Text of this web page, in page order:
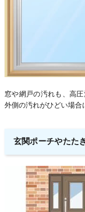
窓や網戸の汚れも、高
外側の汚れがひどい場合
玄関ポーチやたた